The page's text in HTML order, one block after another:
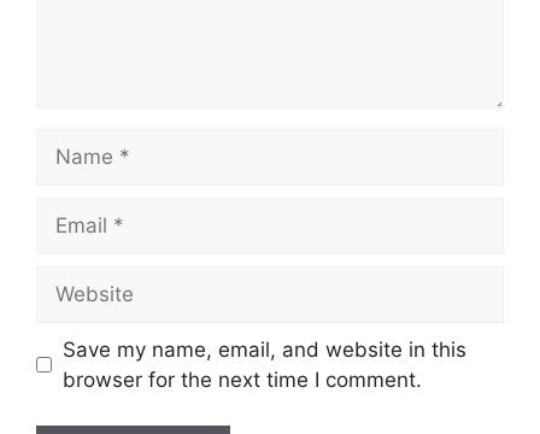
Save my name, email, and website in this
browser for the next time I comment.